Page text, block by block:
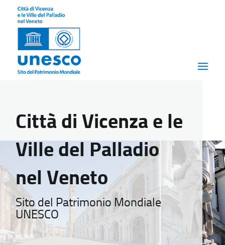
Città di Vicenza e le
Ville del Palladio
nel Veneto
Sito del Patrimonio Mondiale
UNESCO